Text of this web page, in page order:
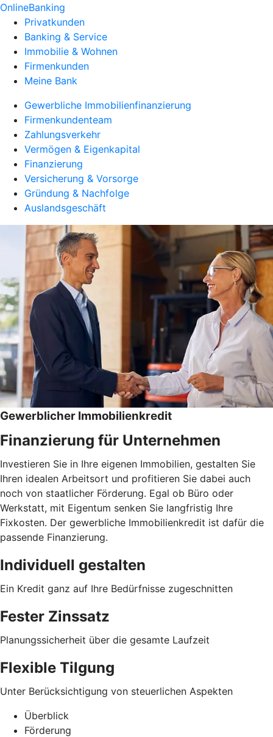
OnlineBanking
Privatkunden
Banking & Service
Immobilie & Wohnen
Firmenkunden
Meine Bank
Gewerbliche Immobilienfinanzierung
Firmenkundenteam
Zahlungsverkehr
Vermögen & Eigenkapital
Finanzierung
Versicherung & Vorsorge
Gründung & Nachfolge
Auslandsgeschäft
Gewerblicher Immobilienkredit
Finanzierung für Unternehmen
Investieren Sie in Ihre eigenen Immobilien, gestalten Sie
Ihren idealen Arbeitsort und profitieren Sie dabei auch
noch von staatlicher Förderung. Egal ob Büro oder
Werkstatt, mit Eigentum senken Sie langfristig Ihre
Fixkosten. Der gewerbliche Immobilienkredit ist dafür die
passende Finanzierung.
Individuell gestalten
Ein Kredit ganz auf Ihre Bedürfnisse zugeschnitten
Fester Zinssatz
Planungssicherheit über die gesamte Laufzeit
Flexible Tilgung
Unter Berücksichtigung von steuerlichen Aspekten
Überblick
Förderung